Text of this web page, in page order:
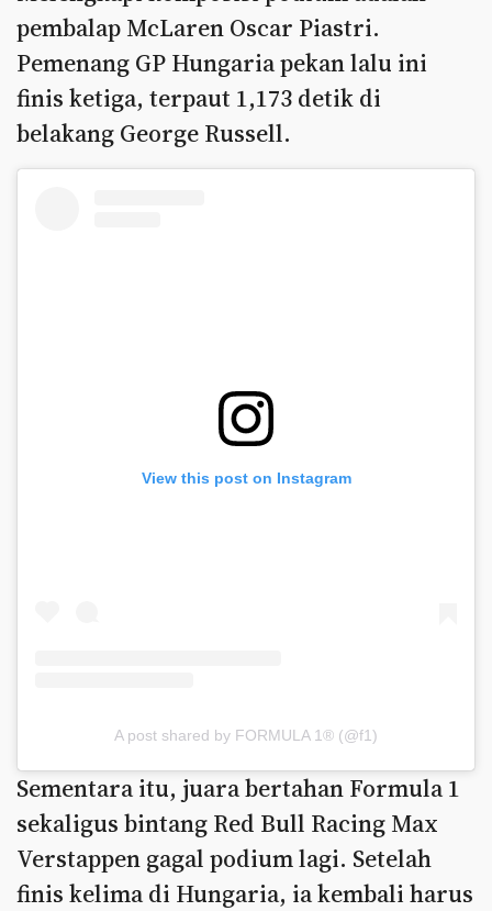
pembalap McLaren Oscar Piastri.
Pemenang GP Hungaria pekan lalu ini
finis ketiga, terpaut 1,173 detik di
belakang George Russell.
View this post on Instagram
A post shared by FORMULA 1® (@f1)
Sementara itu, juara bertahan Formula 1
sekaligus bintang Red Bull Racing Max
Verstappen gagal podium lagi. Setelah
finis kelima di Hungaria, ia kembali harus